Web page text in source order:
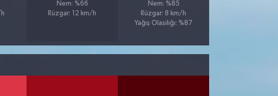
Nem: %66
Rüzgar: 12 km/h
Nem: %85
Rüzgar: 8 km/h
Yağış Olasılığı: %87